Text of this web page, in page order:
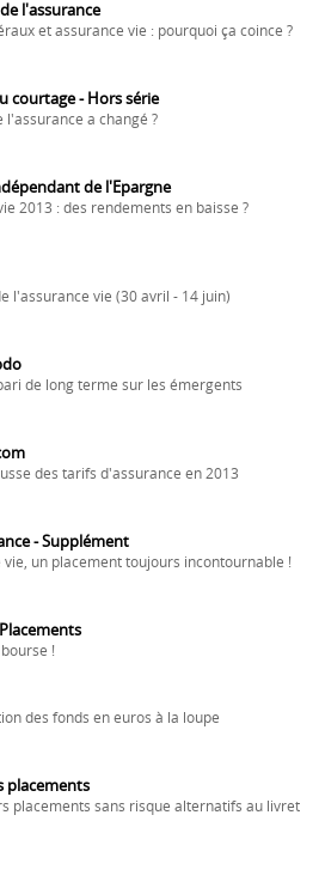
l'assurance
et assurance vie : pourquoi ça coince ?
courtage - Hors série
l'assurance a changé ?
de l'Epargne
2013 : des rendements en baisse ?
l'assurance vie (30 avril - 14 juin)
de long terme sur les émergents
des tarifs d'assurance en 2013
- Supplément
vie, un placement toujours incontournable !
bourse !
des fonds en euros à la loupe
placements
placements sans risque alternatifs au livret